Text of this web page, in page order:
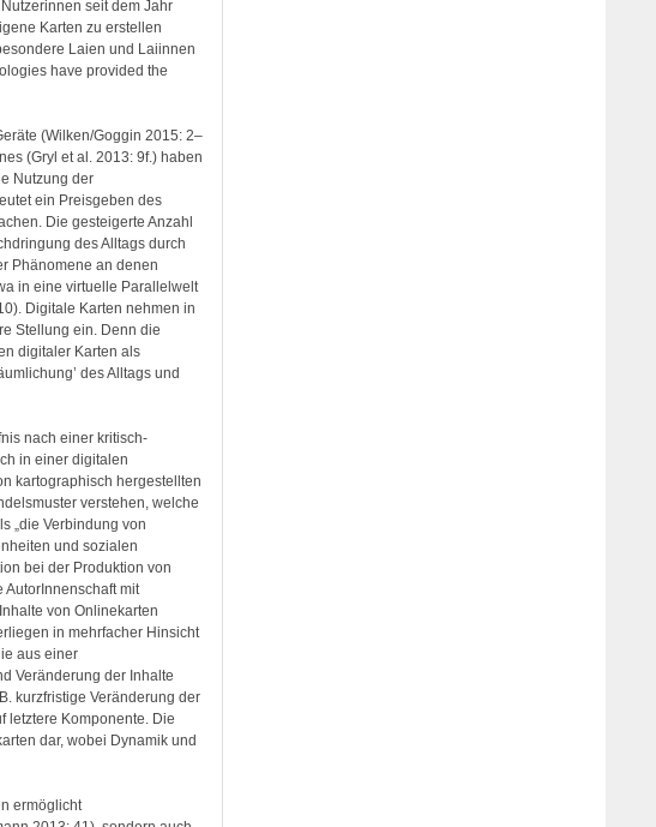
seit dem Jahr
Karten zu erstellen
Laien und Laiinnen
have provided the
(Wilken/Goggin 2015: 2–
(Gryl et al. 2013: 9f.) haben
Nutzung der
ein Preisgeben des
Die gesteigerte Anzahl
des Alltags durch
Phänomene an denen
in eine virtuelle Parallelwelt
Digitale Karten nehmen in
Stellung ein. Denn die
digitaler Karten als
des Alltags und
nach einer kritisch-
in einer digitalen
kartographisch hergestellten
verstehen, welche
„die Verbindung von
und sozialen
bei der Produktion von
mit
von Onlinekarten
in mehrfacher Hinsicht
aus einer
Veränderung der Inhalte
kurzfristige Veränderung der
letztere Komponente. Die
dar, wobei Dynamik und
ermöglicht